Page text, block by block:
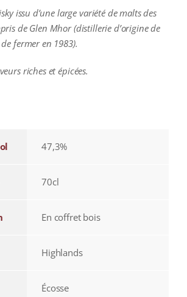
issu d’une large variété de malts des
de Glen Mhor (distillerie d’origine de
fermer en 1983).
riches et épicées.
47,3%
70cl
En coffret bois
Highlands
Écosse